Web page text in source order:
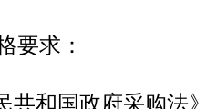
求：
和国政府采购法